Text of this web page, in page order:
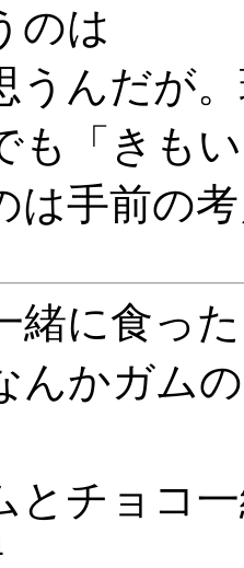
のは
うんだが
も「きも
は手前の
緒に食っ
んかガム
とチョコ